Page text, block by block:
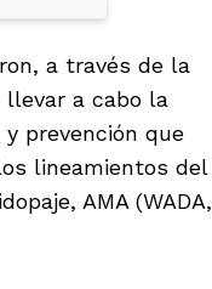
a través de la
a cabo la
prevención que
lineamientos del
AMA (WADA,